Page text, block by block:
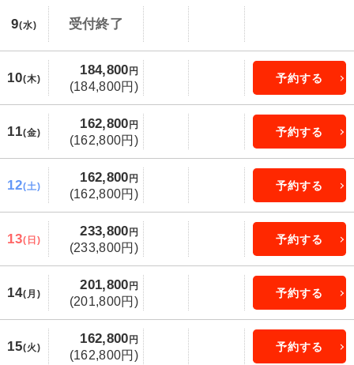
9(水) 受付終了
10(木)
184,800円
(184,800円)
予約する
11(金)
162,800円
(162,800円)
予約する
12(土)
162,800円
(162,800円)
予約する
13(日)
233,800円
(233,800円)
予約する
14(月)
201,800円
(201,800円)
予約する
15(火)
162,800円
(162,800円)
予約する